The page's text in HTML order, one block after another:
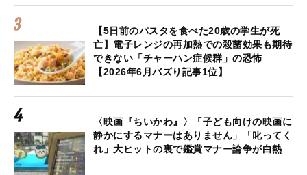
【5日前のパスタを食べた20歳の学生が死
亡】電子レンジの再加熱での殺菌効果も期待
できない「チャーハン症候群」の恐怖
【2026年6月バズり記事1位】
〈映画『ちいかわ』〉「子ども向けの映画に
静かにするマナーはありません」「叱ってく
れ」大ヒットの裏で鑑賞マナー論争が白熱